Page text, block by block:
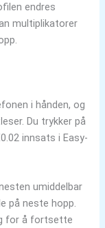
endres
multiplikatorer
i hånden, og
Du trykker på
innsats i Easy-
umiddelbar
på neste hopp.
for å fortsette